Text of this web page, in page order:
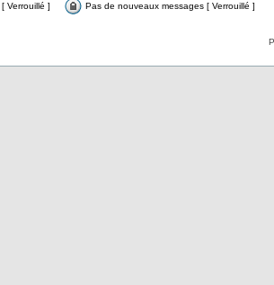
Verrouillé ]
Pas de nouveaux messages [ Verrouillé ]